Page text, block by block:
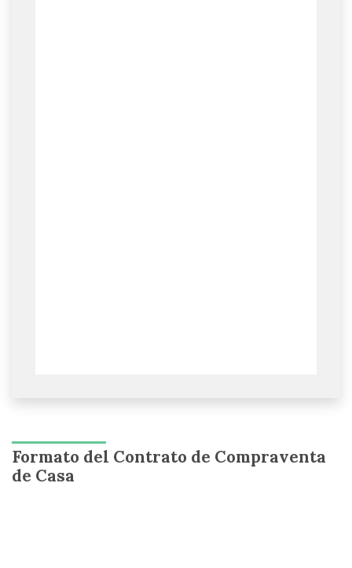
Formato del Contrato de Compraventa
de Casa